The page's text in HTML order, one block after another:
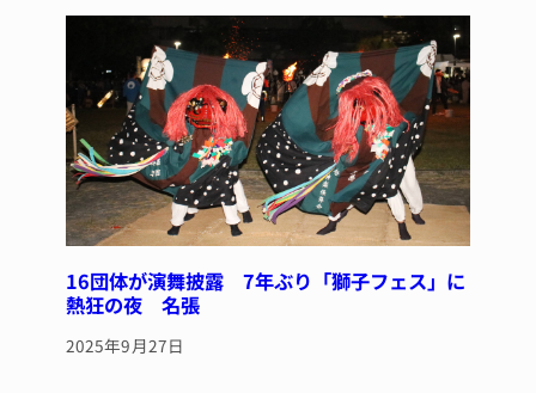
16団体が演舞披露 7年ぶり「獅子フェス」に
熱狂の夜 名張
2025年9月27日